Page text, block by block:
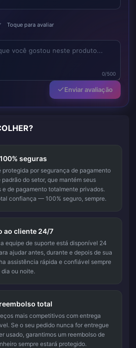
Toque para avaliar
0/500
Enviar avaliação
seguras
protegida por segurança de pagamento
do setor, que mantém seus
e de pagamento totalmente privados.
confiança — 100% seguro, sempre.
ao cliente 24/7
equipe de suporte está disponível 24
ajudar antes, durante e depois de sua
assistência rápida e confiável sempre
ou noite.
total
mais competitivos com entrega
Se o seu pedido nunca for entregue
usado, garantimos um reembolso de
sempre estará protegido.